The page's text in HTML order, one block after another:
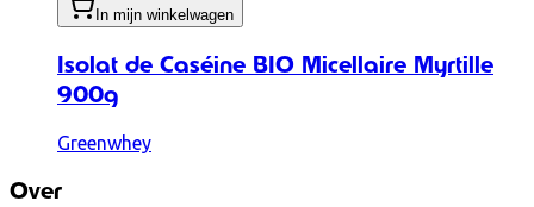
In mijn winkelwagen
Isolat de Caséine BIO Micellaire Myrtille
900g
Greenwhey
Over